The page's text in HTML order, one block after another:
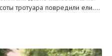
тротуара повредили ели.…